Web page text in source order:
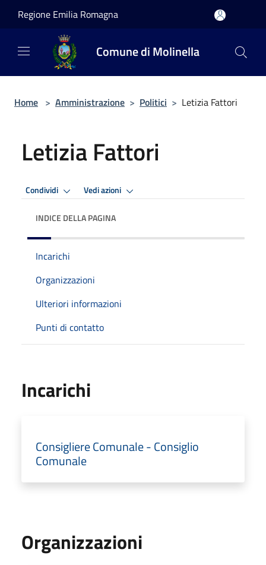
Regione Emilia Romagna
Comune di Molinella
Home > Amministrazione > Politici > Letizia Fattori
Letizia Fattori
Condividi Vedi azioni
INDICE DELLA PAGINA
Incarichi
Organizzazioni
Ulteriori informazioni
Punti di contatto
Incarichi
Consigliere Comunale - Consiglio
Comunale
Organizzazioni